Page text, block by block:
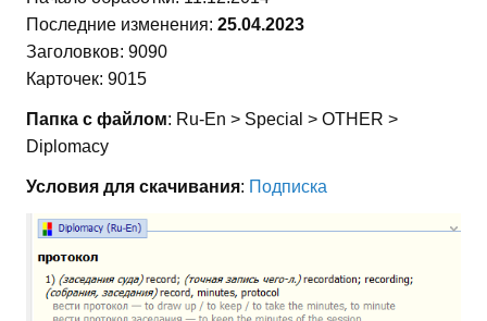
Последние изменения: 25.04.2023
Заголовков: 9090
Карточек: 9015
Папка с файлом: Ru-En > Special > OTHER >
Diplomacy
Условия для скачивания: Подписка